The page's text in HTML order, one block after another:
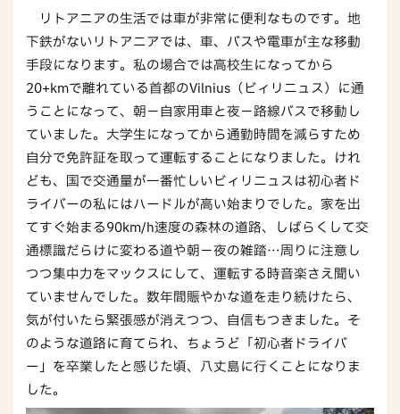
リトアニアの生活では車が非常に便利なものです。地
下鉄がないリトアニアでは、車、バスや電車が主な移動
手段になります。私の場合では高校生になってから
20+kmで離れている首都のVilnius（ビィリニュス）に通
うことになって、朝－自家用車と夜－路線バスで移動し
ていました。大学生になってから通勤時間を減らすため
自分で免許証を取って運転することになりました。けれ
ども、国で交通量が一番忙しいビィリニュスは初心者ド
ライバーの私にはハードルが高い始まりでした。家を出
てすぐ始まる90km/h速度の森林の道路、しばらくして交
通標識だらけに変わる道や朝－夜の雑踏…周りに注意し
つつ集中力をマックスにして、運転する時音楽さえ聞い
ていませんでした。数年間賑やかな道を走り続けたら、
気が付いたら緊張感が消えつつ、自信もつきました。そ
のような道路に育てられ、ちょうど「初心者ドライバ
ー」を卒業したと感じた頃、八丈島に行くことになりま
した。